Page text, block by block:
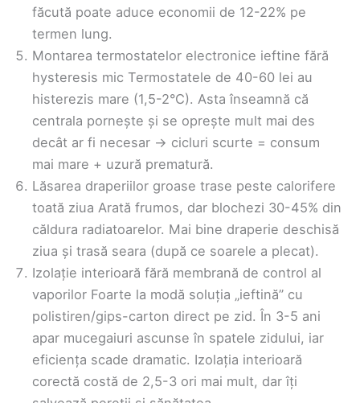
făcută poate aduce economii de 12-22% pe
termen lung.
Montarea termostatelor electronice ieftine fără
hysteresis mic Termostatele de 40-60 lei au
histerezis mare (1,5-2°C). Asta înseamnă că
centrala pornește și se oprește mult mai des
decât ar fi necesar → cicluri scurte = consum
mai mare + uzură prematură.
Lăsarea draperiilor groase trase peste calorifere
toată ziua Arată frumos, dar blochezi 30-45% din
căldura radiatoarelor. Mai bine draperie deschisă
ziua și trasă seara (după ce soarele a plecat).
Izolație interioară fără membrană de control al
vaporilor Foarte la modă soluția „ieftină” cu
polistiren/gips-carton direct pe zid. În 3-5 ani
apar mucegaiuri ascunse în spatele zidului, iar
eficiența scade dramatic. Izolația interioară
corectă costă de 2,5-3 ori mai mult, dar îți